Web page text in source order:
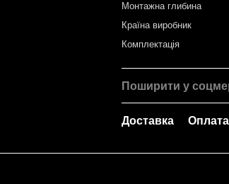
Монтажна глибина
Країна виробник
Комплектація
Поширити у
Доставка Оплата